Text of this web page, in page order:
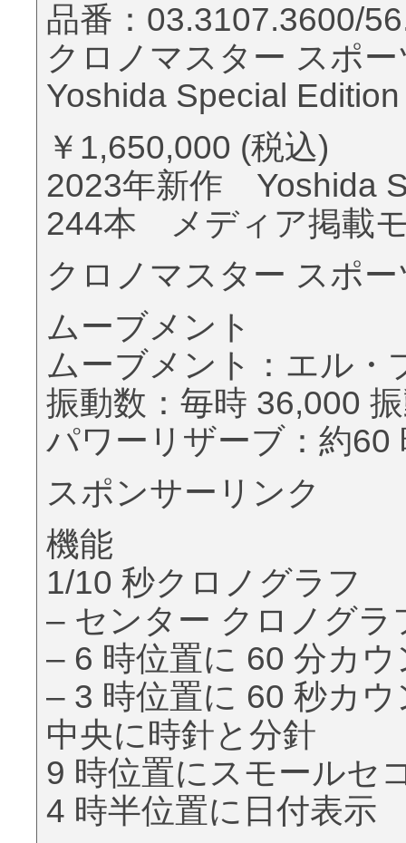
品番：03.3107.3600/
クロノマスター スポー
Yoshida Special Edition
￥1,650,000 (税込)
2023年新作 Yoshida
244本 メディア掲載
クロノマスター スポ
ムーブメント
ムーブメント：エル・
振動数：毎時 36,000
パワーリザーブ：約60
スポンサーリンク
機能
1/10 秒クロノグラフ
– センター クロノグラ
– 6 時位置に 60 分カウ
– 3 時位置に 60 秒カウ
中央に時針と分針
9 時位置にスモールセ
4 時半位置に日付表示